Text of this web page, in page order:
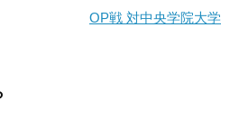
OP戦 対中央学院大学